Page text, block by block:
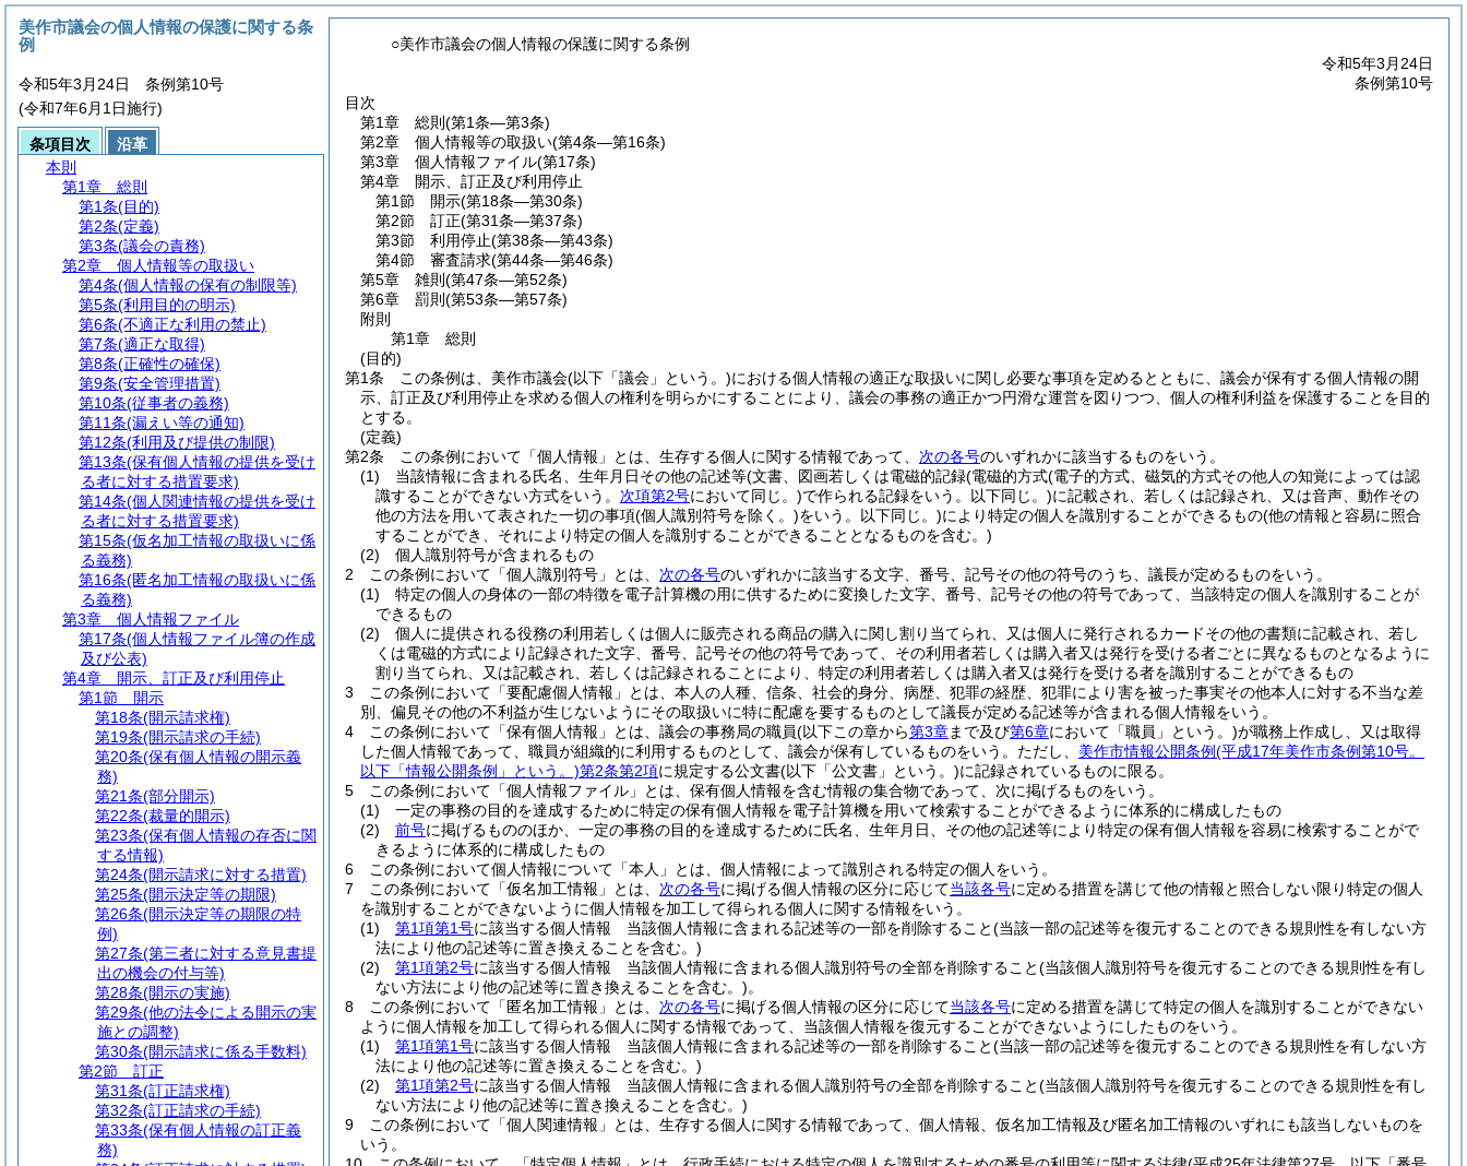
○美作市議会の個人情報の保護に関する条例
令和5年3月24日
条例第10号
目次
第1章
総則 (第1条―第3条)
第2章
個人情報等の取扱い(第4条―第16条)
第3章
個人情報ファイル(第17条)
第4章
開示、訂正及び利用停止
第1節
開示(第18条―第30条)
第2節
訂正(第31条―第37条)
第3節
利用停止(第38条―第43条)
第4節
審査請求(第44条―第46条)
第5章
雑則 (第47条―第52条)
第6章
罰則 (第53条―第57条)
附則
第1章
総則
(目的)
第1条
この条例は、美作市議会(以下「議会」という。)における個人情報の適正な取扱いに関し必要な事項を定めるとともに、議会が保有する個人情報の開
示、訂正及び利用停止を求める個人の権利を明らかにすることにより、議会の事務の適正かつ円滑な運営を図りつつ、個人の権利利益を保護することを目的
とする。
(定義)
第2条
この条例において「個人情報」とは、生存する個人に関する情報であって、 次の各号のいずれかに該当するものをいう。
(1)
当該情報に含まれる氏名、生年月日その他の記述等(文書、図画若しくは電磁的記録(電磁的方式(電子的方式、磁気的方式その他人の知覚によっては認
識することができない方式をいう。 次項第2号において同じ。)で作られる記録をいう。以下同じ。)に記載され、若しくは記録され、又は音声、動作その
他の方法を用いて表された一切の事項(個人識別符号を除く。)をいう。以下同じ。)により特定の個人を識別することができるもの(他の情報と容易に照合
することができ、それにより特定の個人を識別することができることとなるものを含む。)
(2)
個人識別符号が含まれるもの
2
この条例において「個人識別符号」とは、 次の各号のいずれかに該当する文字、番号、記号その他の符号のうち、議長が定めるものをいう。
(1)
特定の個人の身体の一部の特徴を電子計算機の用に供するために変換した文字、番号、記号その他の符号であって、当該特定の個人を識別することが
できるもの
(2)
個人に提供される役務の利用若しくは個人に販売される商品の購入に関し割り当てられ、又は個人に発行されるカードその他の書類に記載され、若し
くは電磁的方式により記録された文字、番号、記号その他の符号であって、その利用者若しくは購入者又は発行を受ける者ごとに異なるものとなるように
割り当てられ、又は記載され、若しくは記録されることにより、特定の利用者若しくは購入者又は発行を受ける者を識別することができるもの
3
この条例において「要配慮個人情報」とは、本人の人種、信条、社会的身分、病歴、犯罪の経歴、犯罪により害を被った事実その他本人に対する不当な差
別、偏見その他の不利益が生じないようにその取扱いに特に配慮を要するものとして議長が定める記述等が含まれる個人情報をいう。
4
この条例において「保有個人情報」とは、議会の事務局の職員(以下この章から第3章まで及び第6章において「職員」という。)が職務上作成し、又は取得
した個人情報であって、職員が組織的に利用するものとして、議会が保有しているものをいう。 ただし、 美作市情報公開条例(平成17年美作市条例第10号。
以下「情報公開条例」という。)第2条第2項に規定する公文書(以下「公文書」という。)に記録されているものに限る。
5
この条例において「個人情報ファイル」とは、保有個人情報を含む情報の集合物であって、次に掲げるものをいう。
(1)
一定の事務の目的を達成するために特定の保有個人情報を電子計算機を用いて検索することができるように体系的に構成したもの
(2)
前号に掲げるもののほか、一定の事務の目的を達成するために氏名、生年月日、その他の記述等により特定の保有個人情報を容易に検索することがで
きるように体系的に構成したもの
6
この条例において個人情報について「本人」とは、個人情報によって識別される特定の個人をいう。
7
この条例において「仮名加工情報」とは、 次の各号に掲げる個人情報の区分に応じて当該各号に定める措置を講じて他の情報と照合しない限り特定の個人
を識別することができないように個人情報を加工して得られる個人に関する情報をいう。
(1)
第1項第1号に該当する個人情報 当該個人情報に含まれる記述等の一部を削除すること(当該一部の記述等を復元することのできる規則性を有しない方
法により他の記述等に置き換えることを含む。)
(2)
第1項第2号に該当する個人情報 当該個人情報に含まれる個人識別符号の全部を削除すること(当該個人識別符号を復元することのできる規則性を有し
ない方法により他の記述等に置き換えることを含む。)。
8
この条例において「匿名加工情報」とは、 次の各号に掲げる個人情報の区分に応じて当該各号に定める措置を講じて特定の個人を識別することができない
ように個人情報を加工して得られる個人に関する情報であって、当該個人情報を復元することができないようにしたものをいう。
(1)
第1項第1号に該当する個人情報 当該個人情報に含まれる記述等の一部を削除すること(当該一部の記述等を復元することのできる規則性を有しない方
法により他の記述等に置き換えることを含む。)
(2)
第1項第2号に該当する個人情報 当該個人情報に含まれる個人識別符号の全部を削除すること(当該個人識別符号を復元することのできる規則性を有し
ない方法により他の記述等に置き換えることを含む。)
9
この条例において「個人関連情報」とは、生存する個人に関する情報であって、個人情報、仮名加工情報及び匿名加工情報のいずれにも該当しないものを
いう。
美作市議会の個人情報の保護に関する条
例
令和5年3月24日 条例第10号
(令和7年6月1日施行)
条項目次
沿革
本則
第1章
総則
第1条(目的)
第2条(定義)
第3条(議会の責務)
第2章
個人情報等の取扱い
第4条(個人情報の保有の制限等)
第5条(利用目的の明示)
第6条(不適正な利用の禁止)
第7条(適正な取得)
第8条(正確性の確保)
第9条(安全管理措置)
第10条(従事者の義務)
第11条(漏えい等の通知)
第12条(利用及び提供の制限)
第13条(保有個人情報の提供を受け
る者に対する措置要求)
第14条(個人関連情報の提供を受け
る者に対する措置要求)
第15条(仮名加工情報の取扱いに係
る義務)
第16条(匿名加工情報の取扱いに係
る義務)
第3章
個人情報ファイル
第17条(個人情報ファイル簿の作成
及び公表)
第4章
開示、訂正及び利用停止
第1節
開示
第18条(開示請求権)
第19条(開示請求の手続)
第20条(保有個人情報の開示義
務)
第21条(部分開示)
第22条(裁量的開示)
第23条(保有個人情報の存否に関
する情報)
第24条(開示請求に対する措置)
第25条(開示決定等の期限)
第26条(開示決定等の期限の特
例)
第27条(第三者に対する意見書提
出の機会の付与等)
第28条(開示の実施)
第29条(他の法令による開示の実
施との調整)
第30条(開示請求に係る手数料)
第2節
訂正
第31条(訂正請求権)
第32条(訂正請求の手続)
第33条(保有個人情報の訂正義
務)